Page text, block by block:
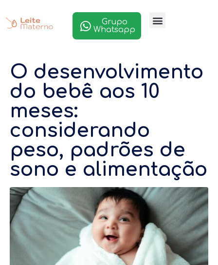
Grupo
Whatsapp
O desenvolvimento
do bebê aos 10
meses:
considerando
peso, padrões de
sono e alimentação